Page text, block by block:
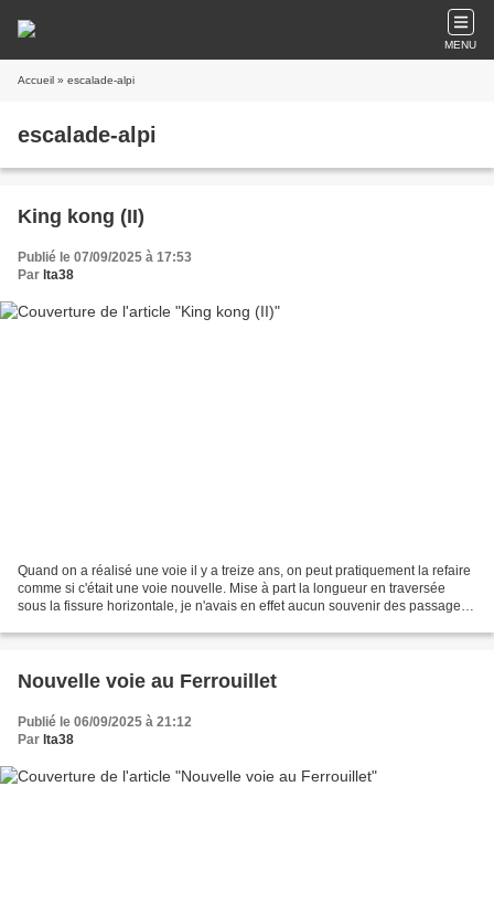
MENU
Accueil » escalade-alpi
escalade-alpi
King kong (II)
Publié le 07/09/2025 à 17:53
Par lta38
Quand on a réalisé une voie il y a treize ans, on peut pratiquement la refaire
comme si c'était une voie nouvelle. Mise à part la longueur en traversée
sous la fissure horizontale, je n'avais en effet aucun souvenir des passages
Nouvelle voie au Ferrouillet
Publié le 06/09/2025 à 21:12
Par lta38